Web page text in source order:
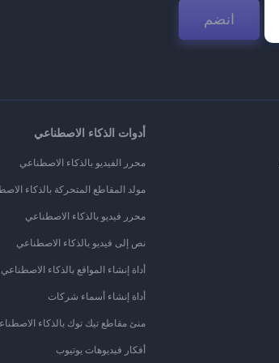
انضم
أدوات الذكاء الاصطناعي
محرر الفيديو بالذكاء الاصطناعي
مولد المقاطع المتحركة بالذكاء
محرر فيديو بالذكاء الاصطناعي
نص إلى فيديو بالذكاء الاصطناعي
أداة إنشاء المواقع بالذكاء الاصطناعي
أداة إنشاء أسماء شركات
منئ مقاطع تيك توك بالذكاء
أفكار فيديوهات يوتيوب